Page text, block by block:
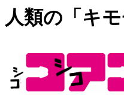
人類の「キ